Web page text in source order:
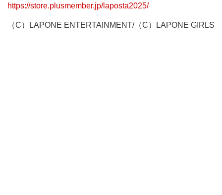
https://store.plusmember.jp/laposta2025/
（C）LAPONE ENTERTAINMENT/（C）LAPONE GIRLS